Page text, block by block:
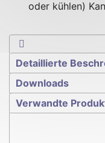
oder kühlen)
Technische Daten
Detaillierte
Downloads
Verwandte